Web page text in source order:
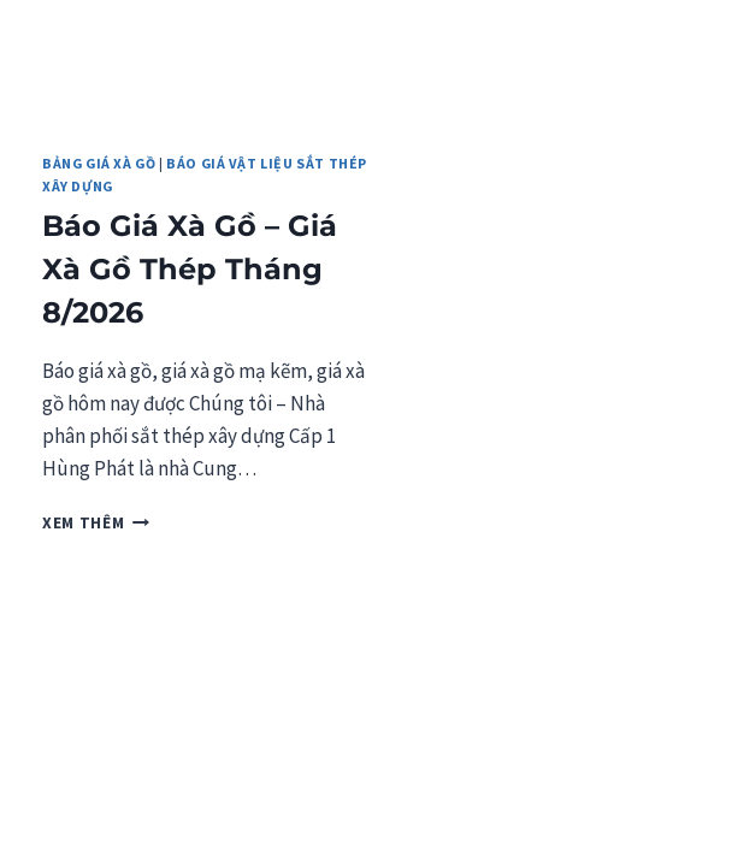
BẢNG GIÁ XÀ GỒ | BÁO GIÁ VẬT LIỆU SẮT THÉP
XÂY DỰNG
Báo Giá Xà Gồ – Giá
Xà Gồ Thép Tháng
8/2026
Báo giá xà gồ, giá xà gồ mạ kẽm, giá xà
gồ hôm nay được Chúng tôi – Nhà
phân phối sắt thép xây dựng Cấp 1
Hùng Phát là nhà Cung…
XEM THÊM BÁO